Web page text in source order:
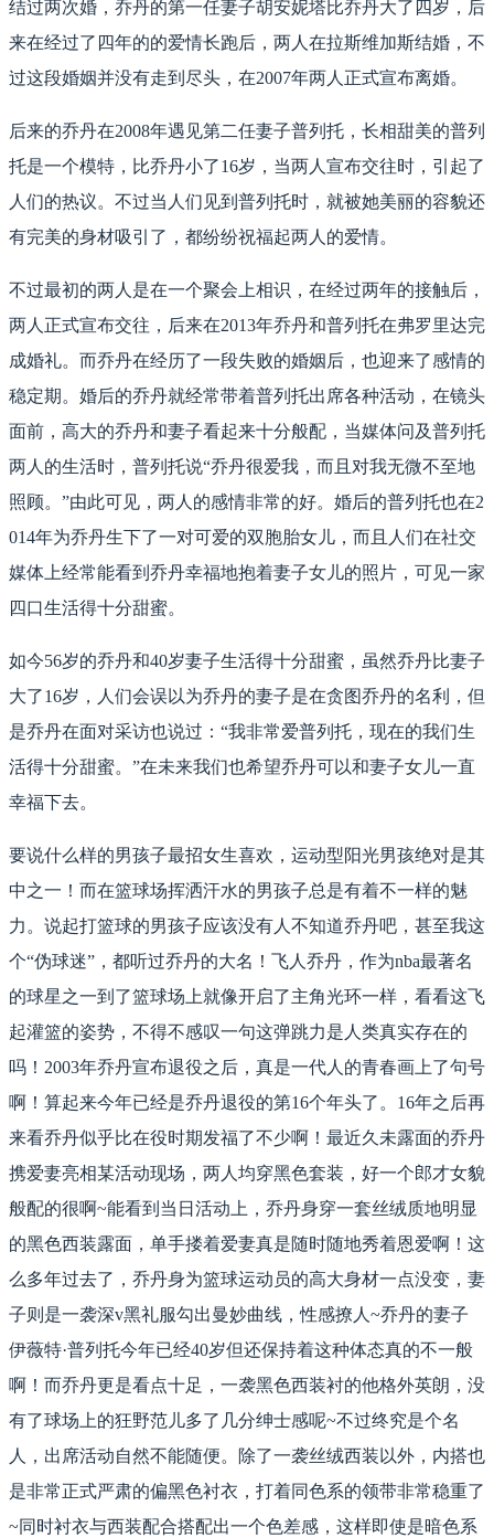
结过两次婚，乔丹的第一任妻子胡安妮塔比乔丹大了四岁，后
来在经过了四年的的爱情长跑后，两人在拉斯维加斯结婚，不
过这段婚姻并没有走到尽头，在2007年两人正式宣布离婚。
后来的乔丹在2008年遇见第二任妻子普列托，长相甜美的普列
托是一个模特，比乔丹小了16岁，当两人宣布交往时，引起了
人们的热议。不过当人们见到普列托时，就被她美丽的容貌还
有完美的身材吸引了，都纷纷祝福起两人的爱情。
不过最初的两人是在一个聚会上相识，在经过两年的接触后，
两人正式宣布交往，后来在2013年乔丹和普列托在弗罗里达完
成婚礼。而乔丹在经历了一段失败的婚姻后，也迎来了感情的
稳定期。婚后的乔丹就经常带着普列托出席各种活动，在镜头
面前，高大的乔丹和妻子看起来十分般配，当媒体问及普列托
两人的生活时，普列托说“乔丹很爱我，而且对我无微不至地
照顾。”由此可见，两人的感情非常的好。婚后的普列托也在2
014年为乔丹生下了一对可爱的双胞胎女儿，而且人们在社交
媒体上经常能看到乔丹幸福地抱着妻子女儿的照片，可见一家
四口生活得十分甜蜜。
如今56岁的乔丹和40岁妻子生活得十分甜蜜，虽然乔丹比妻子
大了16岁，人们会误以为乔丹的妻子是在贪图乔丹的名利，但
是乔丹在面对采访也说过：“我非常爱普列托，现在的我们生
活得十分甜蜜。”在未来我们也希望乔丹可以和妻子女儿一直
幸福下去。
要说什么样的男孩子最招女生喜欢，运动型阳光男孩绝对是其
中之一！而在篮球场挥洒汗水的男孩子总是有着不一样的魅
力。说起打篮球的男孩子应该没有人不知道乔丹吧，甚至我这
个“伪球迷”，都听过乔丹的大名！飞人乔丹，作为nba最著名
的球星之一到了篮球场上就像开启了主角光环一样，看看这飞
起灌篮的姿势，不得不感叹一句这弹跳力是人类真实存在的
吗！2003年乔丹宣布退役之后，真是一代人的青春画上了句号
啊！算起来今年已经是乔丹退役的第16个年头了。16年之后再
来看乔丹似乎比在役时期发福了不少啊！最近久未露面的乔丹
携爱妻亮相某活动现场，两人均穿黑色套装，好一个郎才女貌
般配的很啊~能看到当日活动上，乔丹身穿一套丝绒质地明显
的黑色西装露面，单手搂着爱妻真是随时随地秀着恩爱啊！这
么多年过去了，乔丹身为篮球运动员的高大身材一点没变，妻
子则是一袭深v黑礼服勾出曼妙曲线，性感撩人~乔丹的妻子
伊薇特·普列托今年已经40岁但还保持着这种体态真的不一般
啊！而乔丹更是看点十足，一袭黑色西装衬的他格外英朗，没
有了球场上的狂野范儿多了几分绅士感呢~不过终究是个名
人，出席活动自然不能随便。除了一袭丝绒西装以外，内搭也
是非常正式严肃的偏黑色衬衣，打着同色系的领带非常稳重了
~同时衬衣与西装配合搭配出一个色差感，这样即使是暗色系